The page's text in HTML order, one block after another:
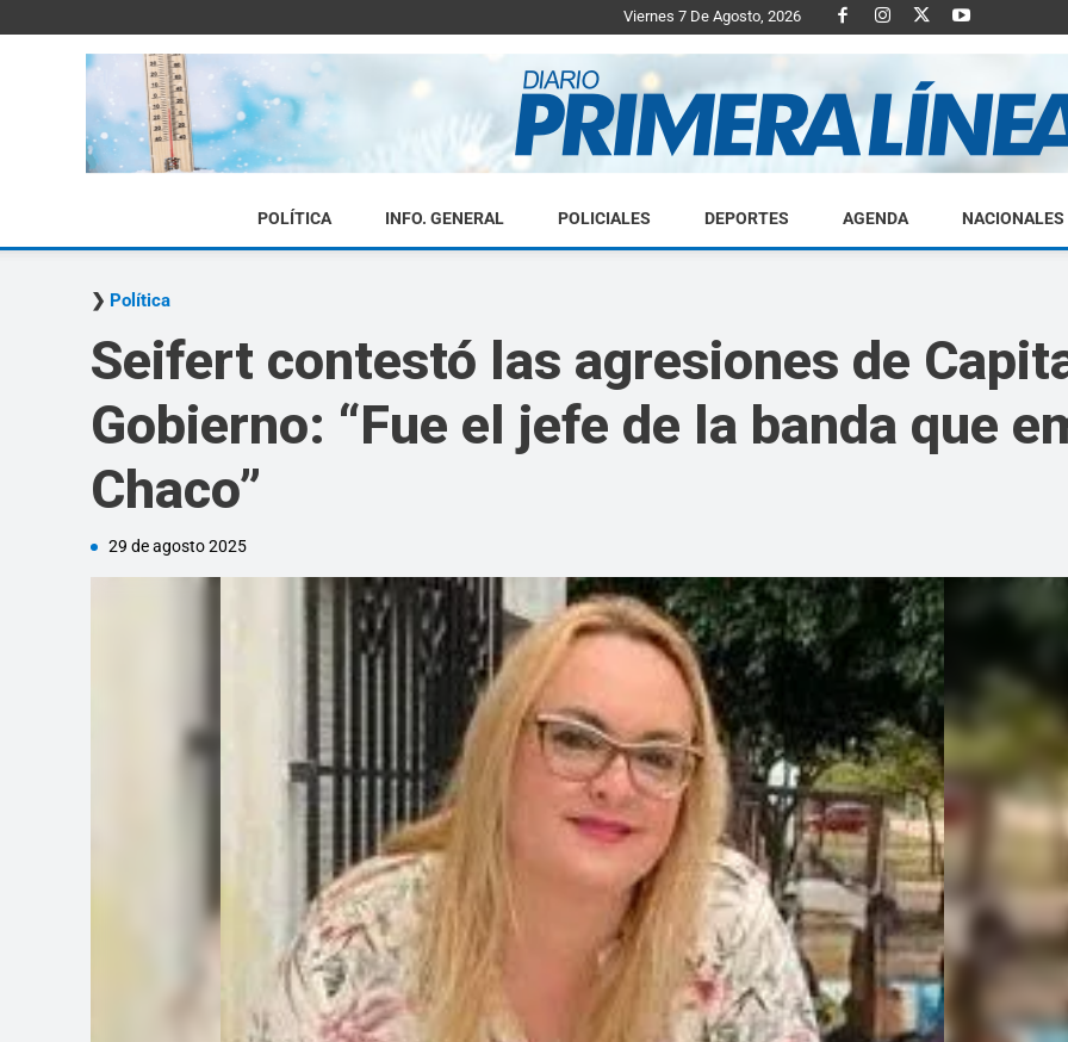
Viernes 7 De Agosto, 2026
Diario
POLÍTICA INFO. GENERAL POLICIALES DEPORTES AGENDA NACIONALES
Política
Seifert contestó las agresiones de
Gobierno: “Fue el jefe de la banda que
Chaco”
29 de agosto 2025